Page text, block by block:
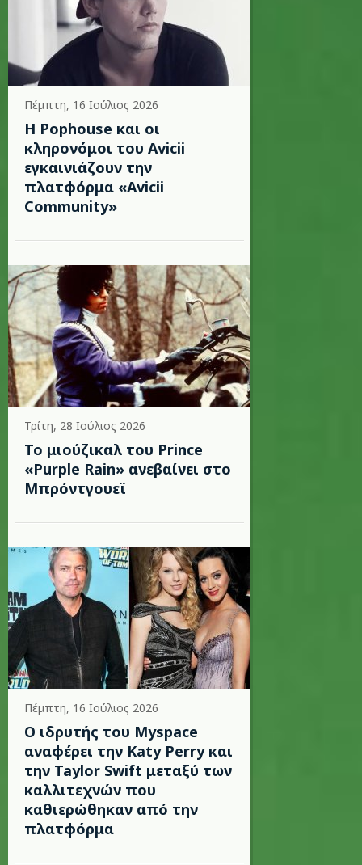
Πέμπτη, 16 Ιούλιος 2026
Η Pophouse και οι
κληρονόμοι του Avicii
εγκαινιάζουν την
πλατφόρμα «Avicii
Community»
Τρίτη, 28 Ιούλιος 2026
Το μιούζικαλ του Prince
«Purple Rain» ανεβαίνει στο
Μπρόντγουεϊ
Πέμπτη, 16 Ιούλιος 2026
Ο ιδρυτής του Myspace
αναφέρει την Katy Perry και
την Taylor Swift μεταξύ των
καλλιτεχνών που
καθιερώθηκαν από την
πλατφόρμα